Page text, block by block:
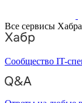
Все сервисы Хабра
Сообщество IT-